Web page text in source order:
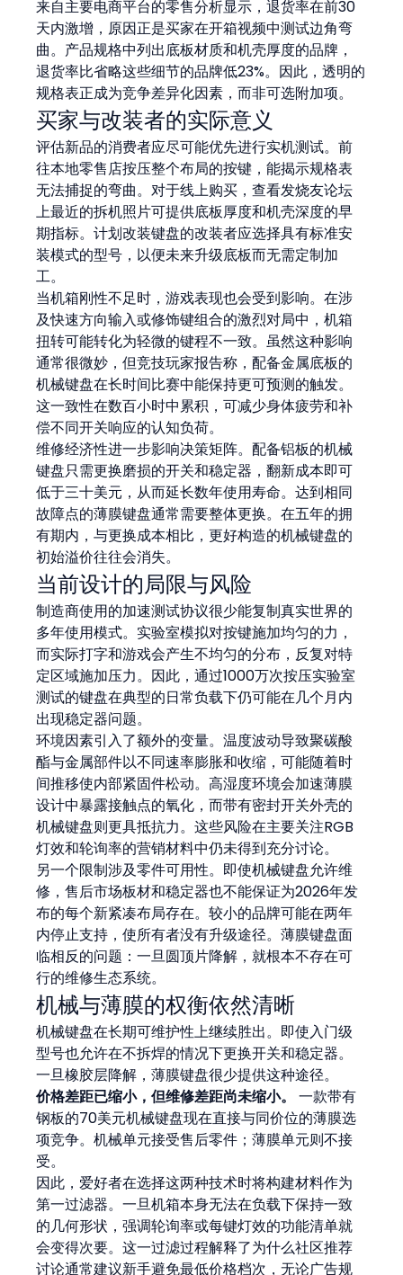
来自主要电商平台的零售分析显示，退货率在前30
天内激增，原因正是买家在开箱视频中测试边角弯
曲。产品规格中列出底板材质和机壳厚度的品牌，
退货率比省略这些细节的品牌低23%。因此，透明的
规格表正成为竞争差异化因素，而非可选附加项。
买家与改装者的实际意义
评估新品的消费者应尽可能优先进行实机测试。前
往本地零售店按压整个布局的按键，能揭示规格表
无法捕捉的弯曲。对于线上购买，查看发烧友论坛
上最近的拆机照片可提供底板厚度和机壳深度的早
期指标。计划改装键盘的改装者应选择具有标准安
装模式的型号，以便未来升级底板而无需定制加
工。
当机箱刚性不足时，游戏表现也会受到影响。在涉
及快速方向输入或修饰键组合的激烈对局中，机箱
扭转可能转化为轻微的键程不一致。虽然这种影响
通常很微妙，但竞技玩家报告称，配备金属底板的
机械键盘在长时间比赛中能保持更可预测的触发。
这一致性在数百小时中累积，可减少身体疲劳和补
偿不同开关响应的认知负荷。
维修经济性进一步影响决策矩阵。配备铝板的机械
键盘只需更换磨损的开关和稳定器，翻新成本即可
低于三十美元，从而延长数年使用寿命。达到相同
故障点的薄膜键盘通常需要整体更换。在五年的拥
有期内，与更换成本相比，更好构造的机械键盘的
初始溢价往往会消失。
当前设计的局限与风险
制造商使用的加速测试协议很少能复制真实世界的
多年使用模式。实验室模拟对按键施加均匀的力，
而实际打字和游戏会产生不均匀的分布，反复对特
定区域施加压力。因此，通过1000万次按压实验室
测试的键盘在典型的日常负载下仍可能在几个月内
出现稳定器问题。
环境因素引入了额外的变量。温度波动导致聚碳酸
酯与金属部件以不同速率膨胀和收缩，可能随着时
间推移使内部紧固件松动。高湿度环境会加速薄膜
设计中暴露接触点的氧化，而带有密封开关外壳的
机械键盘则更具抵抗力。这些风险在主要关注RGB
灯效和轮询率的营销材料中仍未得到充分讨论。
另一个限制涉及零件可用性。即使机械键盘允许维
修，售后市场板材和稳定器也不能保证为2026年发
布的每个新紧凑布局存在。较小的品牌可能在两年
内停止支持，使所有者没有升级途径。薄膜键盘面
临相反的问题：一旦圆顶片降解，就根本不存在可
行的维修生态系统。
机械与薄膜的权衡依然清晰
机械键盘在长期可维护性上继续胜出。即使入门级
型号也允许在不拆焊的情况下更换开关和稳定器。
一旦橡胶层降解，薄膜键盘很少提供这种途径。
价格差距已缩小，但维修差距尚未缩小。
一款带有
钢板的70美元机械键盘现在直接与同价位的薄膜选
项竞争。机械单元接受售后零件；薄膜单元则不接
受。
因此，爱好者在选择这两种技术时将构建材料作为
第一过滤器。一旦机箱本身无法在负载下保持一致
的几何形状，强调轮询率或每键灯效的功能清单就
会变得次要。这一过滤过程解释了为什么社区推荐
讨论通常建议新手避免最低价格档次，无论广告规